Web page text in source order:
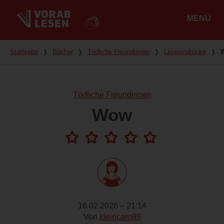
MENÜ
Du bist hier
Startseite ❭ Bücher ❭ Tödliche Freundinnen ❭ Leseeindrücke ❭
Tödliche Freundinnen
Wow
16.02.2026 – 21:14
Von kleincaro89